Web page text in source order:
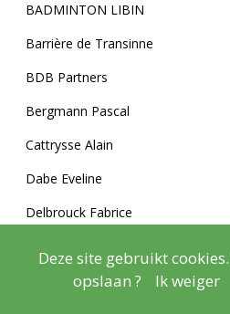
BADMINTON LIBIN
Barrière de Transinne
BDB Partners
Bergmann Pascal
Cattrysse Alain
Dabe Eveline
Delbrouck Fabrice
Entrepr. Travaux Agricoles
Deze site gebruikt
opslaan ?
Ik weiger